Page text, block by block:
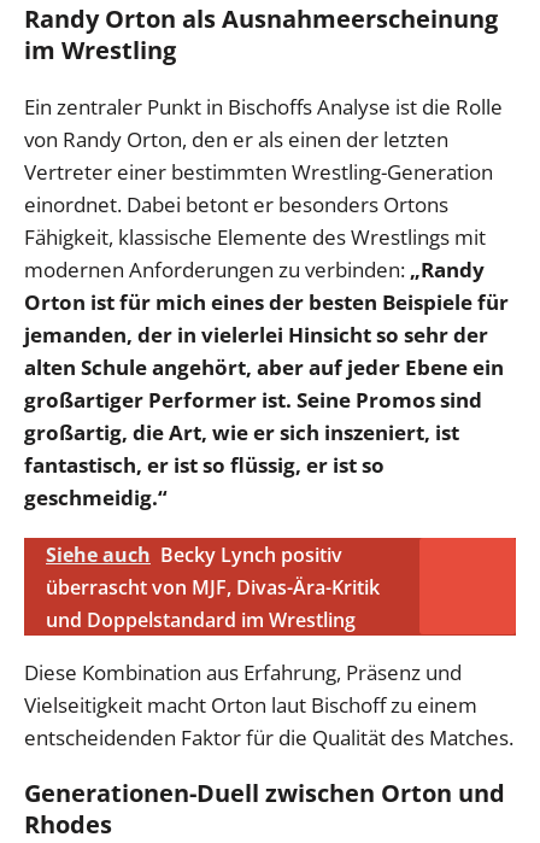
Randy Orton als Ausnahmeerscheinung
im Wrestling
Ein zentraler Punkt in Bischoffs Analyse ist die Rolle
von Randy Orton, den er als einen der letzten
Vertreter einer bestimmten Wrestling-Generation
einordnet. Dabei betont er besonders Ortons
Fähigkeit, klassische Elemente des Wrestlings mit
modernen Anforderungen zu verbinden: „Randy
Orton ist für mich eines der besten Beispiele für
jemanden, der in vielerlei Hinsicht so sehr der
alten Schule angehört, aber auf jeder Ebene ein
großartiger Performer ist. Seine Promos sind
großartig, die Art, wie er sich inszeniert, ist
fantastisch, er ist so flüssig, er ist so
geschmeidig.“
Siehe auch Becky Lynch positiv
überrascht von MJF, Divas-Ära-Kritik
und Doppelstandard im Wrestling
Diese Kombination aus Erfahrung, Präsenz und
Vielseitigkeit macht Orton laut Bischoff zu einem
entscheidenden Faktor für die Qualität des Matches.
Generationen-Duell zwischen Orton und
Rhodes